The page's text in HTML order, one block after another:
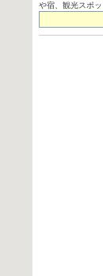
や宿、観光スポ